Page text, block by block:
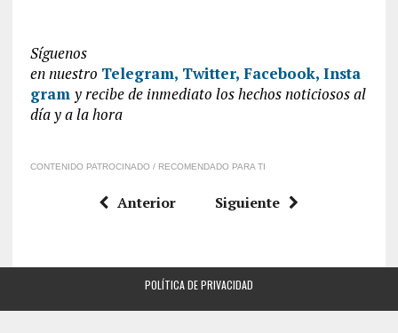
Síguenos
ennuestro Telegram, Twitter, Facebook, Insta
gram y recibe de inmediato los hechos noticiosos al
día y a la hora
CONTENIDO PATROCINADO / RECOMENDADO PARA TI
Anterior Siguiente
POLÍTICA DE PRIVACIDAD